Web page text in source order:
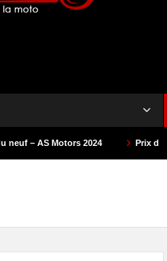
2024 Prix du neuf – VMS